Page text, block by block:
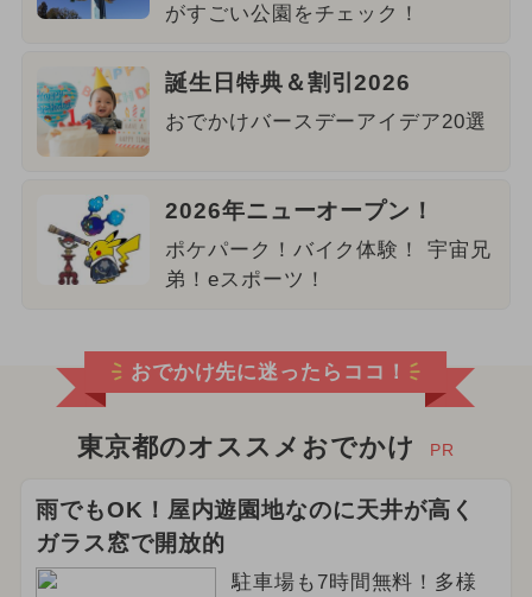
がすごい公園をチェック！
誕生日特典＆割引2026
おでかけバースデーアイデア20選
2026年ニューオープン！
ポケパーク！バイク体験！ 宇宙兄
弟！eスポーツ！
おでかけ先に迷ったらココ！
東京都のオススメおでかけ PR
雨でもOK！屋内遊園地なのに天井が高く
ガラス窓で開放的
駐車場も7時間無料！多様